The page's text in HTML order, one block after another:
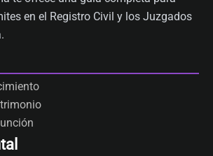
en el Registro Civil y los Juzgados